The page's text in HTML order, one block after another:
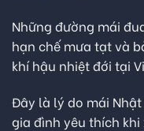
Những đường mái
hạn chế mưa tạt và
khí hậu nhiệt đới tại
Đây là lý do mái
gia đình yêu thích